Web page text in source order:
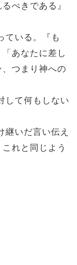
べきである』
ている。『も
あなたに差し
、つまり神への
して何もしない
継いだ言い伝え
れと同じよう